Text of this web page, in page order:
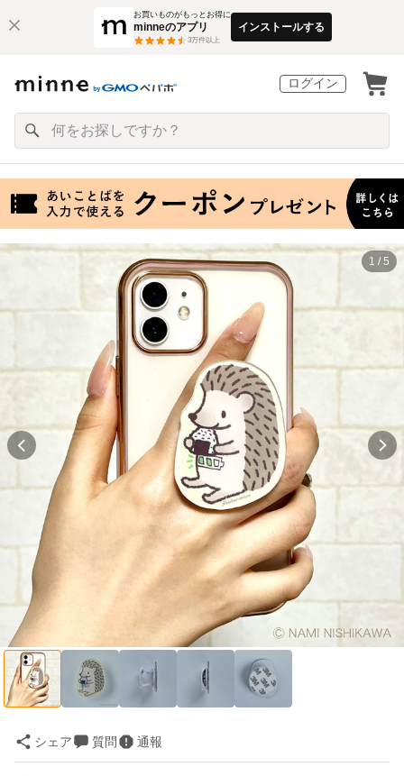
お買いものがもっとお得に
minneのアプリ
3万件以上
インストールする
ログイン
1 / 5
シェア 質問 通報